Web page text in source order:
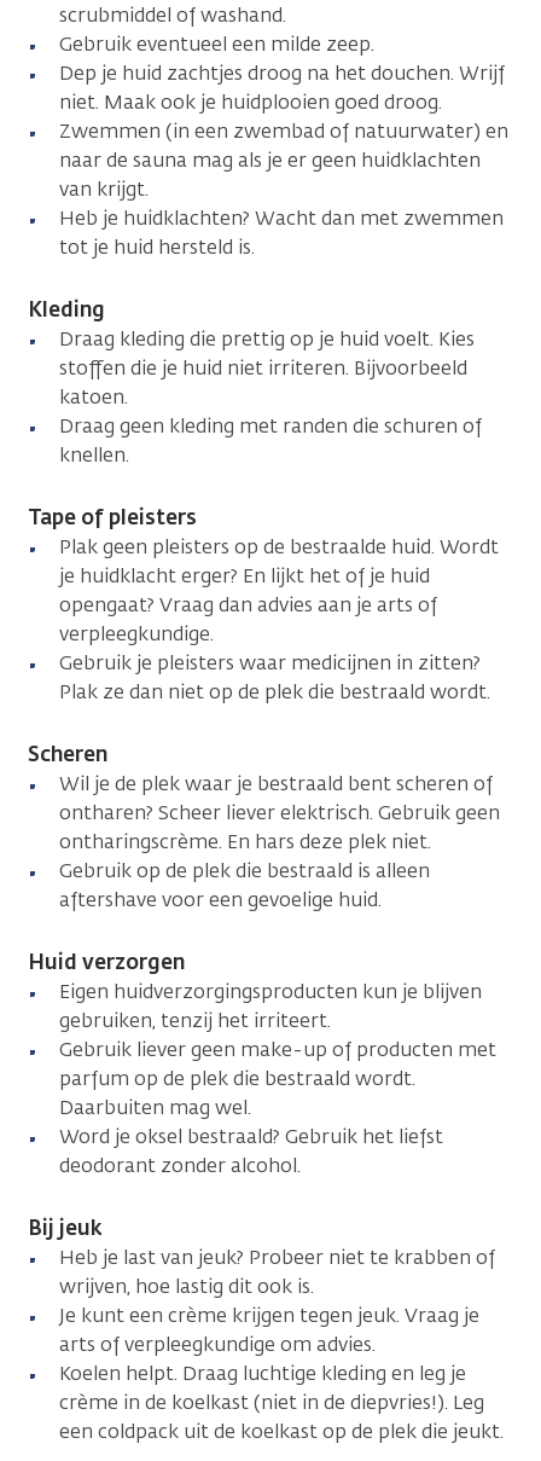
scrubmiddel of washand.
Gebruik eventueel een milde zeep.
Dep je huid zachtjes droog na het douchen. Wrijf
niet. Maak ook je huidplooien goed droog.
Zwemmen (in een zwembad of natuurwater) en
naar de sauna mag als je er geen huidklachten
van krijgt.
Heb je huidklachten? Wacht dan met zwemmen
tot je huid hersteld is.
Kleding
Draag kleding die prettig op je huid voelt. Kies
stoffen die je huid niet irriteren. Bijvoorbeeld
katoen.
Draag geen kleding met randen die schuren of
knellen.
Tape of pleisters
Plak geen pleisters op de bestraalde huid. Wordt
je huidklacht erger? En lijkt het of je huid
opengaat? Vraag dan advies aan je arts of
verpleegkundige.
Gebruik je pleisters waar medicijnen in zitten?
Plak ze dan niet op de plek die bestraald wordt.
Scheren
Wil je de plek waar je bestraald bent scheren of
ontharen? Scheer liever elektrisch. Gebruik geen
ontharingscrème. En hars deze plek niet.
Gebruik op de plek die bestraald is alleen
aftershave voor een gevoelige huid.
Huid verzorgen
Eigen huidverzorgingsproducten kun je blijven
gebruiken, tenzij het irriteert.
Gebruik liever geen make-up of producten met
parfum op de plek die bestraald wordt.
Daarbuiten mag wel.
Word je oksel bestraald? Gebruik het liefst
deodorant zonder alcohol.
Bij jeuk
Heb je last van jeuk? Probeer niet te krabben of
wrijven, hoe lastig dit ook is.
Je kunt een crème krijgen tegen jeuk. Vraag je
arts of verpleegkundige om advies.
Koelen helpt. Draag luchtige kleding en leg je
crème in de koelkast (niet in de diepvries!). Leg
een coldpack uit de koelkast op de plek die jeukt.